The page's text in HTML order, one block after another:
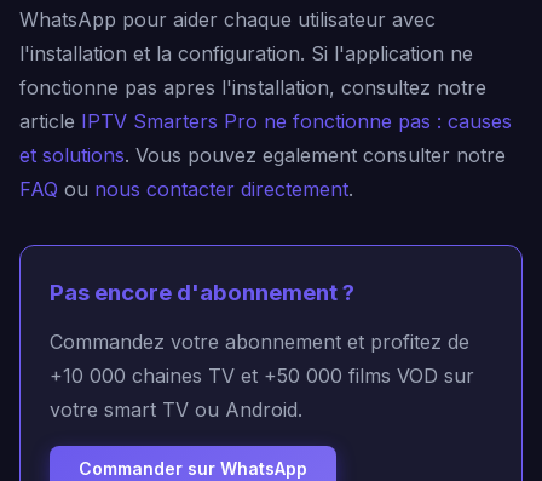
WhatsApp pour aider chaque utilisateur avec
l'installation et la configuration. Si l'application ne
fonctionne pas apres l'installation, consultez notre
article IPTV Smarters Pro ne fonctionne pas : causes
et solutions. Vous pouvez egalement consulter notre
FAQ ou nous contacter directement.
Pas encore d'abonnement ?
Commandez votre abonnement et profitez de
+10 000 chaines TV et +50 000 films VOD sur
votre smart TV ou Android.
Commander sur WhatsApp